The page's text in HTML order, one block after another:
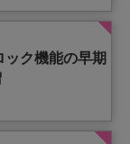
ック機能の早期